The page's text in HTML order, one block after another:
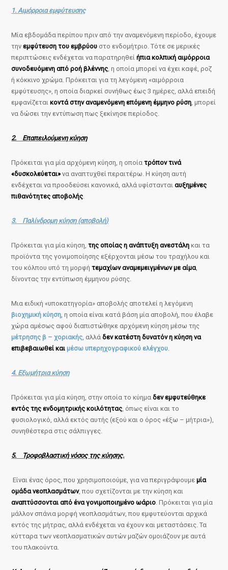
1. Αιμόρροια εμφύτευσης
Μία εβδομάδα περίπου πριν από την αναμενόμενη περίοδο, έχουμε
τηνεμφύτευση του εμβρύου στο ενδομήτριο. Τότε σε μερικές
περιπτώσεις ενδέχεται να παρατηρηθείήπια κολπική αιμόρροια
συνοδευόμενη από ροή βλέννης, η οποία μπορεί να έχει καφέ, ροζ
ή κόκκινο χρώμα. Πρόκειται για τη λεγόμενη «αιμόρροια
εμφύτευσης», η οποία διαρκεί συνήθως έως 3 ημέρες, αλλά επειδή
εμφανίζεταικοντά στην αναμενόμενη επόμενη έμμηνο ρύση, μπορεί
να δώσει την εντύπωση πως ξεκίνησε περίοδος.
2. Επαπειλούμενη κύηση
Πρόκειται για μία αρχόμενη κύηση, η οποίατρόπον τινά
«δυσκολεύεται»να αναπτυχθεί περαιτέρω. Η κύηση αυτή
ενδέχεται να προοδεύσει κανονικά, αλλά υφίστανταιαυξημένες
πιθανότητες αποβολής.
3. Παλίνδρομη κύηση (αποβολή)
Πρόκειται για μία κύηση,της οποίας η ανάπτυξη ανεστάλη και τα
προϊόντα της γονιμοποίησης εξέρχονται μέσω του τραχήλου και
του κόλπου υπό τη μορφήτεμαχίων αναμεμειγμένων με αίμα,
δίνοντας την εντύπωση έμμηνου ρύσης.
Μια ειδική «υποκατηγορία» αποβολής αποτελεί η λεγόμενη
βιοχημική κύηση, η οποία είναι κατά βάση μία αποβολή, που έλαβε
χώρα αμέσως αφού διαπιστώθηκε αρχόμενη κύηση μέσω της
μέτρησης β – χοριακής, αλλάδεν κατέστη δυνατόν η κύηση να
επιβεβαιωθεί καιμέσω υπερηχογραφικού ελέγχου.
4. Εξωμήτρια κύηση
Πρόκειται για μία κύηση, στην οποία το κύημαδεν εμφυτεύθηκε
εντός της ενδομητρικής κοιλότητας, όπως είναι και το
φυσιολογικό, αλλά εκτός αυτής (εξού και ο όρος «έξω – μήτρια»),
συνηθέστερα στις σάλπιγγες.
5. Τροφοβλαστική νόσος της κύησης.
Είναι ένας όρος, που χρησιμοποιούμε, για να περιγράψουμεμία
ομάδα νεοπλασμάτων, που σχετίζονται με την κύηση και
αναπτύσσονται από ένα γονιμοποιημένο ωάριο. Πρόκειται για μία
μάλλον σπάνια μορφή νεοπλασμάτων, που εμφυτεύονται αρχικά
εντός της μήτρας, αλλά ενδέχεται να έχουν και μεταστάσεις. Τα
κύτταρα των νεοπλασματικών αυτών μαζών ομοιάζουν με αυτά
του πλακούντα.